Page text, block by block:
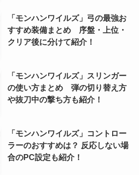
「モンハンワイルズ」弓の最強お
すすめ装備まとめ 序盤・上位・
クリア後に分けて紹介！
「モンハンワイルズ」スリンガー
の使い方まとめ 弾の切り替え方
や抜刀中の撃ち方も紹介！
「モンハンワイルズ」コントロー
ラーのおすすめは？ 反応しない場
合のPC設定も紹介！